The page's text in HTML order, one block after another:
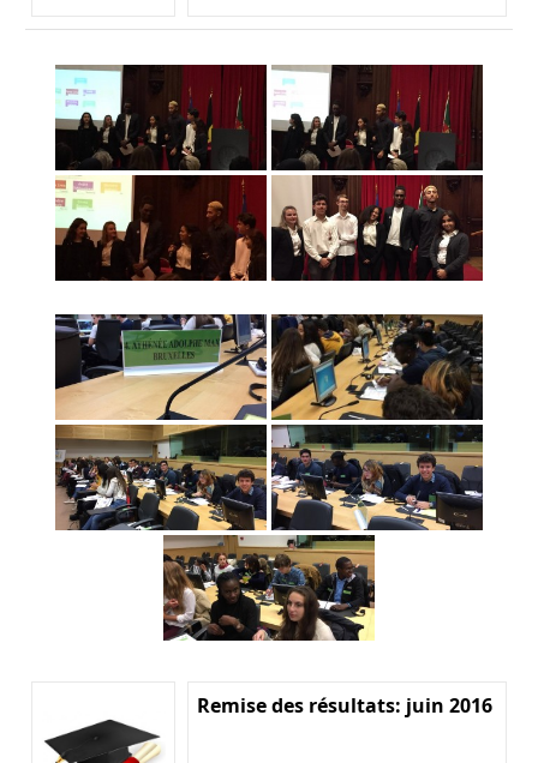
Remise des résultats: juin 2016